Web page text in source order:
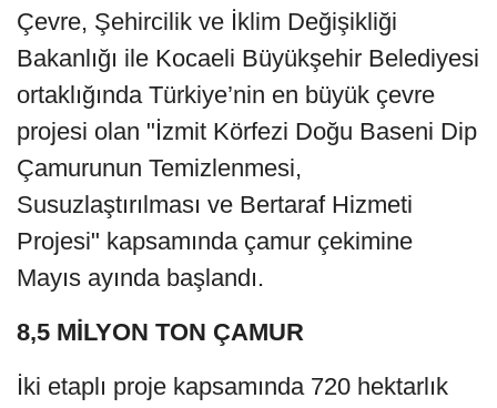
Çevre, Şehircilik ve İklim Değişikliği
Bakanlığı ile Kocaeli Büyükşehir Belediyesi
ortaklığında Türkiye’nin en büyük çevre
projesi olan "İzmit Körfezi Doğu Baseni Dip
Çamurunun Temizlenmesi,
Susuzlaştırılması ve Bertaraf Hizmeti
Projesi" kapsamında çamur çekimine
Mayıs ayında başlandı.
8,5 MİLYON TON ÇAMUR
İki etaplı proje kapsamında 720 hektarlık